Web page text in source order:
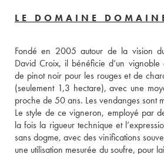
LE DOMAINE
Fondé en 2005 autour de la vision
David Croix, il bénéficie d’un
de pinot noir pour les rouges et de
(seulement 1,3 hectare), avec une
proche de 50 ans. Les vendanges sont
Le style de ce vigneron, employé par
la fois la rigueur technique et
sans dogme, avec des vinifications
une utilisation mesurée du soufre, pour